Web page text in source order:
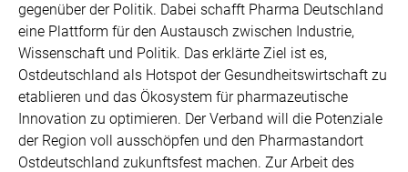
gegenüber der Politik. Dabei schafft Pharma Deutschland
eine Plattform für den Austausch zwischen Industrie,
Wissenschaft und Politik. Das erklärte Ziel ist es,
Ostdeutschland als Hotspot der Gesundheitswirtschaft zu
etablieren und das Ökosystem für pharmazeutische
Innovation zu optimieren. Der Verband will die Potenziale
der Region voll ausschöpfen und den Pharmastandort
Ostdeutschland zukunftsfest machen. Zur Arbeit des